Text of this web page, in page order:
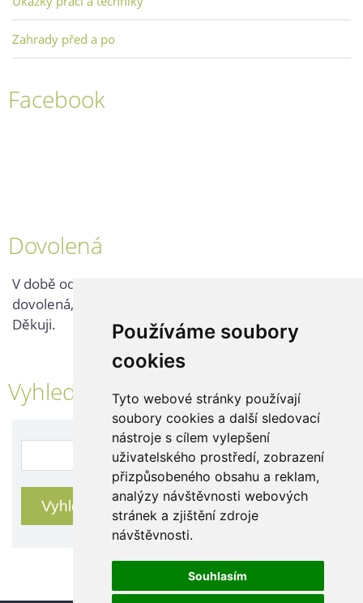
Používáme soubory
cookies
Tyto webové stránky používají
soubory cookies a další sledovací
nástroje s cílem vylepšení
uživatelského prostředí, zobrazení
přizpůsobeného obsahu a reklam,
analýzy návštěvnosti webových
stránek a zjištění zdroje
návštěvnosti.
Souhlasím
Zahrady před a po
Facebook
Dovolená
V době od 25. 7. - 2. 8. 2026 probíhá v naší firmě
dovolená, kontaktujte nás až po jejím ukončení.
Děkuji.
Vyhledávání